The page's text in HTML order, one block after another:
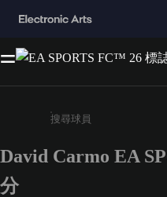
請輸入至少 3 個
David Carmo EA
分